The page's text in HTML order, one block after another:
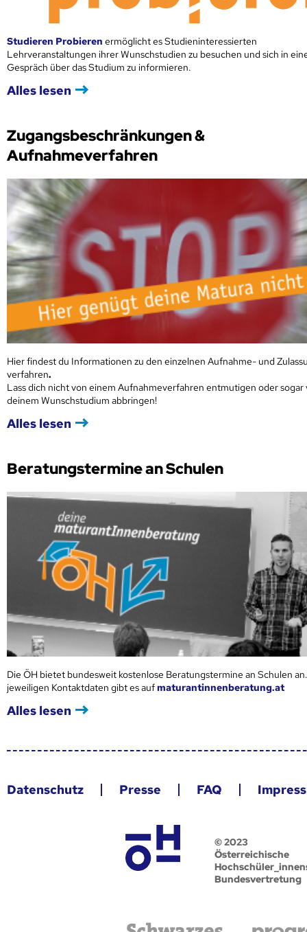
Studieren Probieren ermöglicht es Studieninteressierten
Lehrveranstaltungen ihrer Wunschstudien zu besuchen und sich in
Gespräch über das Studium zu informieren.
Alles lesen
Zugangsbeschränkungen &
Aufnahmeverfahren
Hier findest du Informationen zu den einzelnen Aufnahme- und
verfahren.
Lass dich nicht von einem Aufnahmeverfahren entmutigen oder sogar
deinem Wunschstudium abbringen!
Alles lesen
Beratungstermine an Schulen
Die ÖH bietet bundesweit kostenlose Beratungstermine an Schulen
jeweiligen Kontaktdaten gibt es aufmaturantinnenberatung.at
Alles lesen
Datenschutz Presse FAQ
© 2023
Österreichische
Bundesvertretung